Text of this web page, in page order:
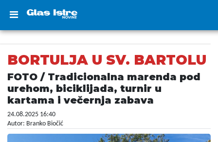
BORTULJA U SV. BARTOLU
FOTO / Tradicionalna marenda pod
urehom, biciklijada, turnir u
kartama i večernja zabava
24.08.2025 16:40
Autor: Branko Biočić